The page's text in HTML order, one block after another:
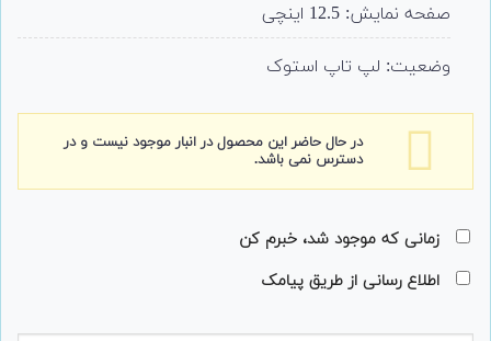
صفحه نمایش: 12.5 اینچی
وضعیت: لپ تاپ استوک
در حال حاضر این محصول در انبار موجود نیست و در
دسترس نمی باشد.
زمانی که موجود شد، خبرم کن
اطلاع رسانی از طریق پیامک